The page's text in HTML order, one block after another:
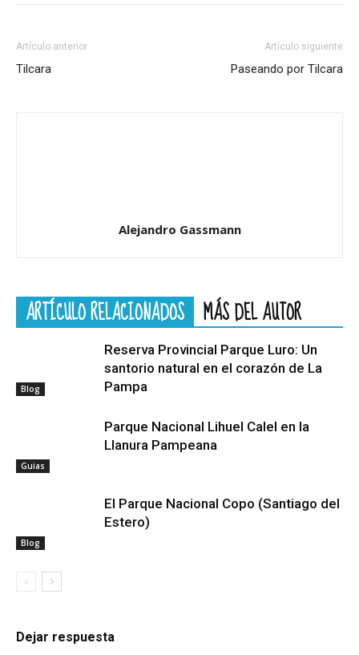
Artículo anterior
Tilcara
Artículo siguiente
Paseando por Tilcara
Alejandro Gassmann
ARTÍCULO RELACIONADOS MÁS DEL AUTOR
Blog
Reserva Provincial Parque Luro: Un
santorio natural en el corazón de La
Pampa
Guias
Parque Nacional Lihuel Calel en la
Llanura Pampeana
Blog
El Parque Nacional Copo (Santiago del
Estero)
Dejar respuesta